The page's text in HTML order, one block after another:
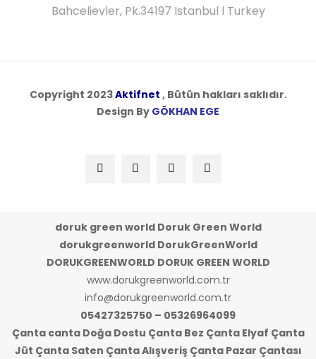
Bahcelievler, Pk.34197 Istanbul l Turkey
Copyright 2023Aktifnet , Bütün hakları saklıdır.
Design By GÖKHAN EGE
doruk green world Doruk Green World
dorukgreenworld DorukGreenWorld
DORUKGREENWORLD DORUK GREEN WORLD
www.dorukgreenworld.com.tr
info@dorukgreenworld.com.tr
05427325750 – 05326964099
Çanta canta Doğa Dostu Çanta Bez Çanta Elyaf Çanta
Jüt Çanta Saten Çanta Alışveriş Çanta Pazar Çantası